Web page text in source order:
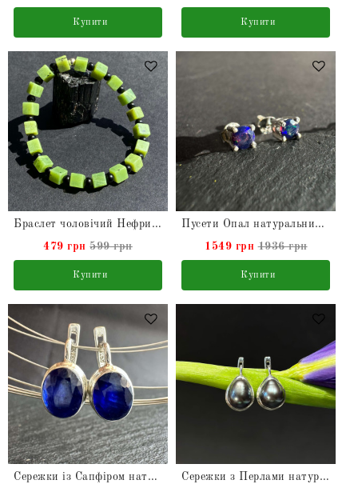
Купити Купити
Браслет чоловічий Нефрит та чорний Турмалін натуральний
479 грн 599 грн
Купити
Пусети Опал натуральний ефіопський чорний в сріблі
1549 грн 1936 грн
Купити
Сережки із Сапфіром натуральним із срібла
Сережки з Перлами натуральними з срібла